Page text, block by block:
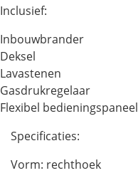
Inclusief:
Inbouwbrander
Deksel
Lavastenen
Gasdrukregelaar
Flexibel bedieningspaneel
Specificaties:
Vorm: rechthoek